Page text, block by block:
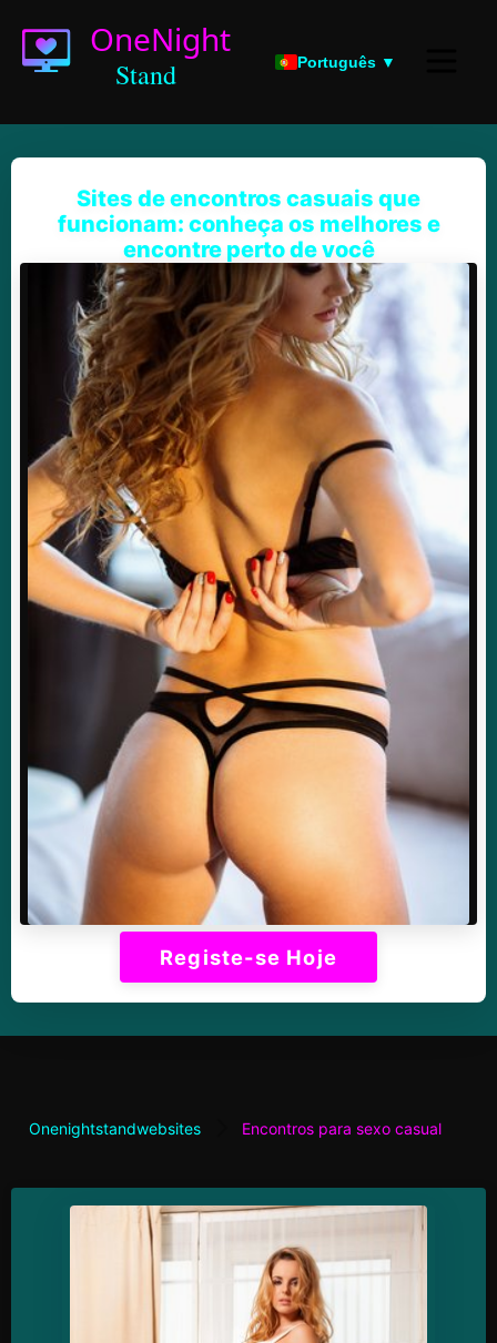
Português ▼
Sites de encontros casuais que
funcionam: conheça os melhores e
encontre perto de você
Registe-se Hoje
Onenightstandwebsites Encontros para sexo casual